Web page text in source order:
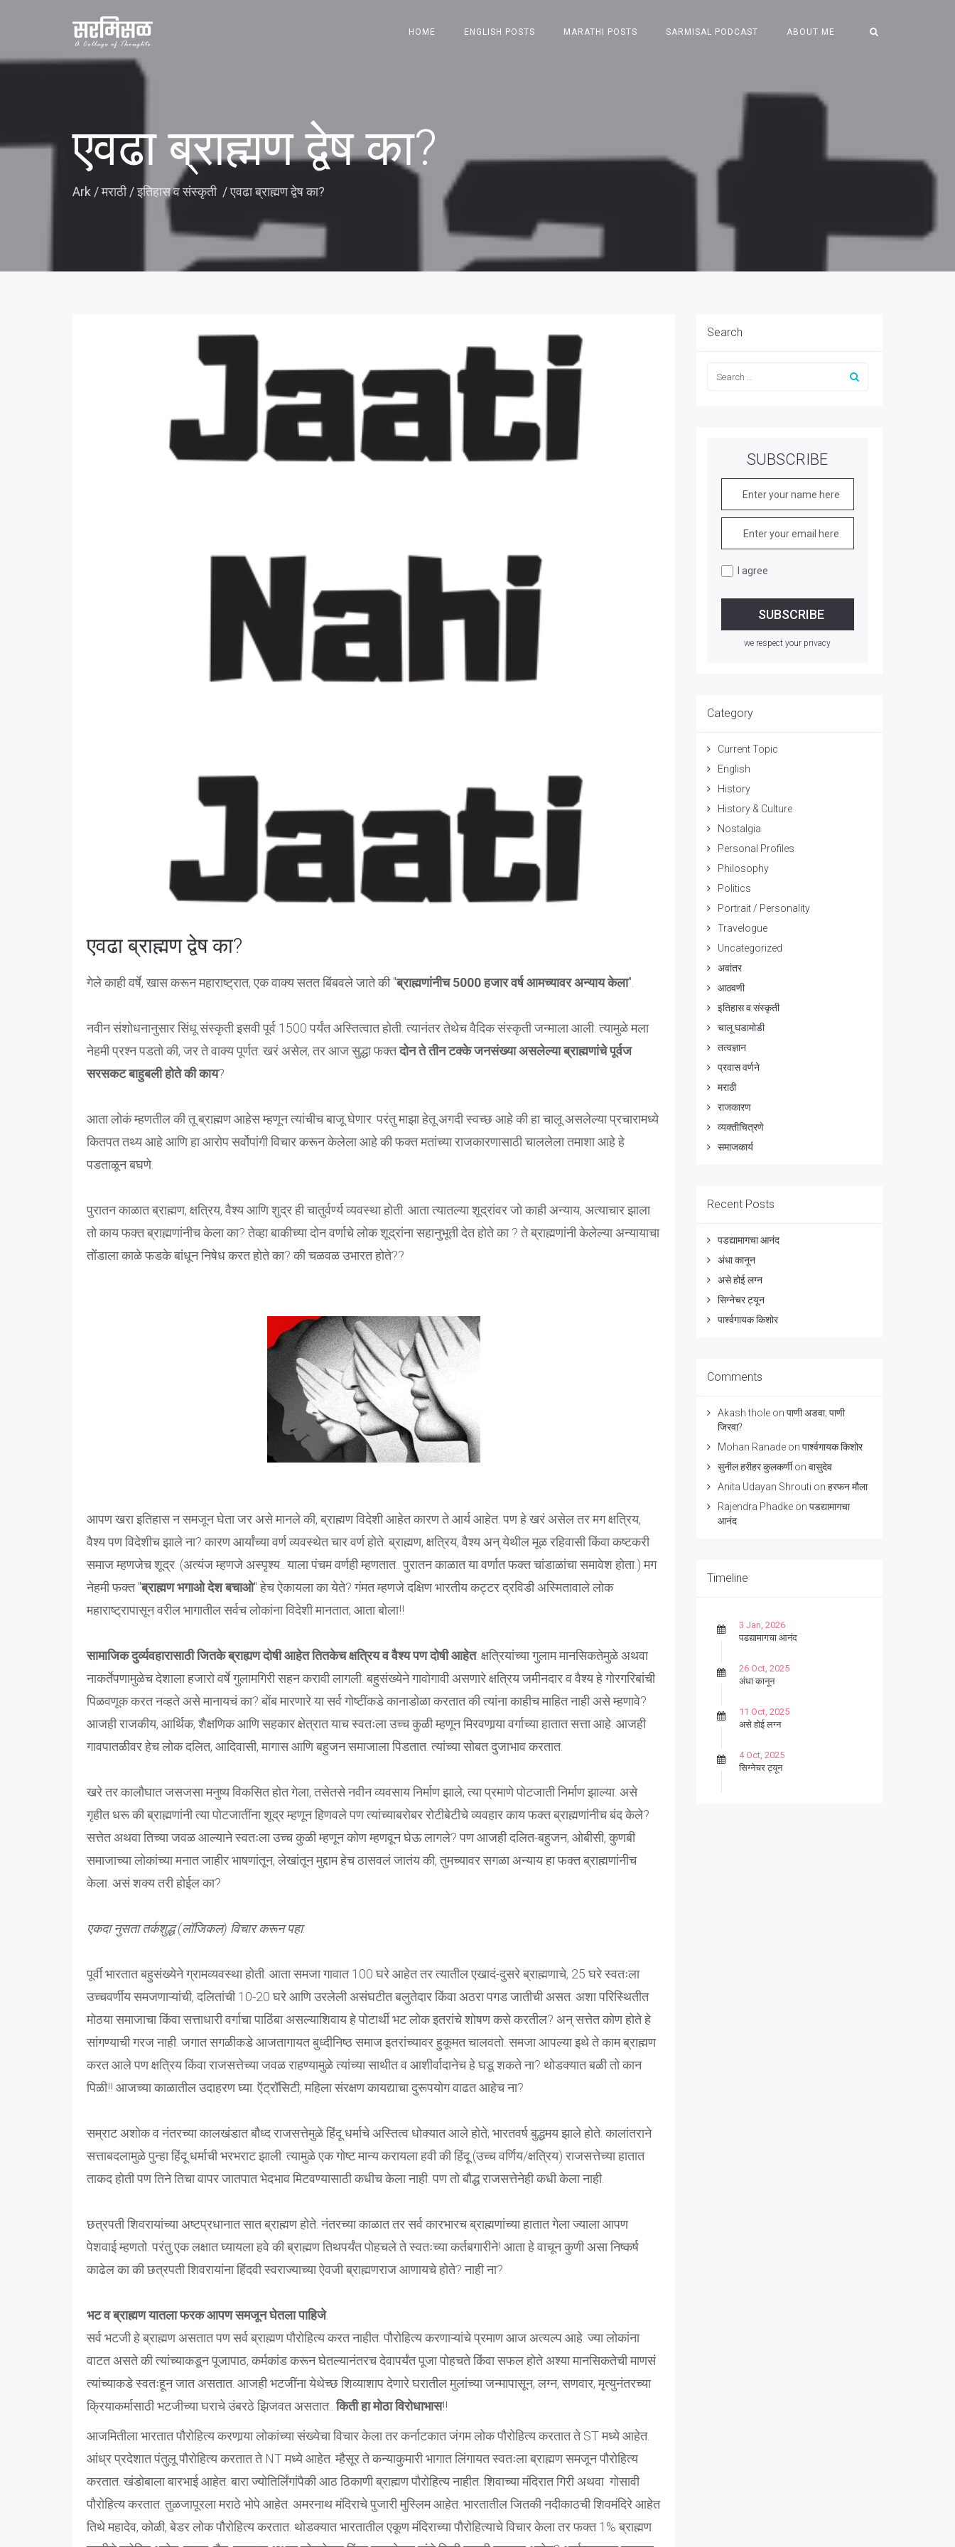
HOME ENGLISH POSTS MARATHI POSTS SARMISAL PODCAST ABOUT ME
एवढा ब्राह्मण द्वेष का?
Ark /मराठी/इतिहास व संस्कृती /एवढा ब्राह्मण द्वेष का?
एवढा ब्राह्मण द्वेष का?
गेले काही वर्षे, खास करून महाराष्ट्रात, एक वाक्य सतत बिंबवले जाते की "ब्राह्मणांनीच 5000 हजार वर्ष आमच्यावर अन्याय केला".
नवीन संशोधनानुसार सिंधू संस्कृती इसवी पूर्व 1500 पर्यंत अस्तित्वात होती. त्यानंतर तेथेच वैदिक संस्कृती जन्माला आली. त्यामुळे मला
नेहमी प्रश्न पडतो की, जर ते वाक्य पूर्णत: खरं असेल, तर आज सुद्धा फक्तदोन ते तीन टक्के जनसंख्या असलेल्या ब्राह्मणांचे पूर्वज
सरसकट बाहुबली होते की काय?
आता लोकं म्हणतील की तू ब्राह्मण आहेस म्हणून त्यांचीच बाजू घेणार. परंतु माझा हेतू अगदी स्वच्छ आहे की हा चालू असलेल्या प्रचारामध्ये
कितपत तथ्य आहे आणि हा आरोप सर्वोपांगी विचार करून केलेला आहे की फक्त मतांच्या राजकारणासाठी चाललेला तमाशा आहे हे
पडताळून बघणे.
पुरातन काळात ब्राह्मण, क्षत्रिय, वैश्य आणि शुद्र ही चातुर्वर्ण्य व्यवस्था होती. आता त्यातल्या शूद्रांवर जो काही अन्याय, अत्याचार झाला
तो काय फक्त ब्राह्मणांनीच केला का? तेव्हा बाकीच्या दोन वर्णाचे लोक शूद्रांना सहानुभूती देत होते का ? ते ब्राह्मणांनी केलेल्या अन्यायाचा
तोंडाला काळे फडके बांधून निषेध करत होते का? की चळवळ उभारत होते??
आपण खरा इतिहास न समजून घेता जर असे मानले की, ब्राह्मण विदेशी आहेत कारण ते आर्य आहेत. पण हे खरं असेल तर मग क्षत्रिय,
वैश्य पण विदेशीच झाले ना? कारण आर्यांच्या वर्ण व्यवस्थेत चार वर्ण होते. ब्राह्मण, क्षत्रिय, वैश्य अन् येथील मूळ रहिवासी किंवा कष्टकरी
समाज म्हणजेच शूद्र. (अत्यंज म्हणजे अस्पृश्य.. याला पंचम वर्णही म्हणतात.. पुरातन काळात या वर्णात फक्त चांडाळांचा समावेश होता.) मग
नेहमी फक्त "ब्राह्मण भगाओ देश बचाओ" हेच ऐकायला का येते? गंमत म्हणजे दक्षिण भारतीय कट्टर द्रविडी अस्मितावाले लोक
महाराष्ट्रापासून वरील भागातील सर्वच लोकांना विदेशी मानतात; आता बोला!!
सामाजिक दुर्व्यवहारासाठी जितके ब्राह्यण दोषी आहेत तितकेच क्षत्रिय व वैश्य पण दोषी आहेत. क्षत्रियांच्या गुलाम मानसिकतेमुळे अथवा
नाकर्तेपणामुळेच देशाला हजारो वर्षे गुलामगिरी सहन करावी लागली. बहुसंख्येने गावोगावी असणारे क्षत्रिय जमीनदार व वैश्य हे गोरगरिबांची
पिळवणूक करत नव्हते असे मानायचं का? बोंब मारणारे या सर्व गोष्टींकडे कानाडोळा करतात की त्यांना काहीच माहित नाही असे म्हणावे?
आजही राजकीय, आर्थिक, शैक्षणिक आणि सहकार क्षेत्रात याच स्वतःला उच्च कुळी म्हणून मिरवणार्‍या वर्गाच्या हातात सत्ता आहे. आजही
गावपातळीवर हेच लोक दलित, आदिवासी, मागास आणि बहुजन समाजाला पिडतात. त्यांच्या सोबत दुजाभाव करतात.
खरे तर कालौघात जसजसा मनुष्य विकसित होत गेला, तसेतसे नवीन व्यवसाय निर्माण झाले; त्या प्रमाणे पोटजाती निर्माण झाल्या. असे
गृहीत धरू की ब्राह्मणांनी त्या पोटजातींना शूद्र म्हणून हिणवले पण त्यांच्याबरोबर रोटीबेटीचे व्यवहार काय फक्त ब्राह्मणांनीच बंद केले?
सत्तेत अथवा तिच्या जवळ आल्याने स्वतःला उच्च कुळी म्हणून कोण म्हणवून घेऊ लागले? पण आजही दलित-बहुजन, ओबीसी, कुणबी
समाजाच्या लोकांच्या मनात जाहीर भाषणांतून, लेखांतून मुद्दाम हेच ठासवलं जातंय की, तुमच्यावर सगळा अन्याय हा फक्त ब्राह्मणांनीच
केला. असं शक्य तरी होईल का?
एकदा नुसता तर्कशुद्ध (लॉजिकल) विचार करून पहा.
पूर्वी भारतात बहुसंख्येने ग्रामव्यवस्था होती. आता समजा गावात 100 घरे आहेत तर त्यातील एखादं-दुसरे ब्राह्मणाचे, 25 घरे स्वतःला
उच्चवर्णीय समजणाऱ्यांची, दलितांची 10-20 घरे आणि उरलेली असंघटीत बलुतेदार किंवा अठरा पगड जातीची असत. अशा परिस्थितीत
मोठया समाजाचा किंवा सत्ताधारी वर्गाचा पाठिंबा असल्याशिवाय हे पोटार्थी भट लोक इतरांचे शोषण कसे करतील? अन् सत्तेत कोण होते हे
सांगण्याची गरज नाही. जगात सगळीकडे आजतागायत बुध्दीनिष्ठ समाज इतरांच्यावर हुकूमत चालवतो. समजा आपल्या इथे ते काम ब्राह्मण
करत आले पण क्षत्रिय किंवा राजसत्तेच्या जवळ राहण्यामुळे त्यांच्या साथीत व आशीर्वादानेच हे घडू शकते ना? थोडक्यात बळी तो कान
पिळी!! आजच्या काळातील उदाहरण घ्या. ऍट्रॉसिटी, महिला संरक्षण कायद्याचा दुरूपयोग वाढत आहेच ना?
सम्राट अशोक व नंतरच्या कालखंडात बौध्द राजसत्तेमुळे हिंदू धर्माचे अस्तित्व धोक्यात आले होते; भारतवर्ष बुद्धमय झाले होते. कालांतराने
सत्ताबदलामुळे पुन्हा हिंदू धर्माची भरभराट झाली. त्यामुळे एक गोष्ट मान्य करायला हवी की हिंदू (उच्च वर्णिय/क्षत्रिय) राजसत्तेच्या हातात
ताकद होती पण तिने तिचा वापर जातपात भेदभाव मिटवण्यासाठी कधीच केला नाही. पण तो बौद्ध राजसत्तेनेही कधी केला नाही.
छत्रपती शिवरायांच्या अष्टप्रधानात सात ब्राह्मण होते. नंतरच्या काळात तर सर्व कारभारच ब्राह्मणांच्या हातात गेला ज्याला आपण
पेशवाई म्हणतो. परंतु एक लक्षात घ्यायला हवे की ब्राह्मण तिथपर्यंत पोहचले ते स्वतःच्या कर्तबगारीने! आता हे वाचून कुणी असा निष्कर्ष
काढेल का की छत्रपती शिवरायांना हिंदवी स्वराज्याच्या ऐवजी ब्राह्मणराज आणायचे होते? नाही ना?
भट व ब्राह्मण यातला फरक आपण समजून घेतला पाहिजे.
सर्व भटजी हे ब्राह्मण असतात पण सर्व ब्राह्मण पौरोहित्य करत नाहीत. पौरोहित्य करणाऱ्यांचे प्रमाण आज अत्यल्प आहे. ज्या लोकांना
वाटत असते की त्यांच्याकडून पूजापाठ, कर्मकांड करून घेतल्यानंतरच देवापर्यंत पूजा पोहचते किंवा सफल होते अश्या मानसिकतेची माणसं
त्यांच्याकडे स्वतःहून जात असतात. आजही भटजींना येथेच्छ शिव्याशाप देणारे घरातील मुलांच्या जन्मापासून, लग्न, सणवार, मृत्युनंतरच्या
क्रियाकर्मासाठी भटजीच्या घराचे उंबरठे झिजवत असतात..किती हा मोठा विरोधाभास!!
आजमितीला भारतात पौरोहित्य करणार्‍या लोकांच्या संख्येचा विचार केला तर कर्नाटकात जंगम लोक पौरोहित्य करतात ते ST मध्ये आहेत.
आंध्र प्रदेशात पंतुलू पौरोहित्य करतात ते NT मध्ये आहेत. म्हैसूर ते कन्याकुमारी भागात लिंगायत स्वतःला ब्राह्मण समजून पौरोहित्य
करतात. खंडोबाला बारभाई आहेत. बारा ज्योतिर्लिंगांपैकी आठ ठिकाणी ब्राह्मण पौरोहित्य नाहीत. शिवाच्या मंदिरात गिरी अथवा गोसावी
पौरोहित्य करतात. तुळजापूरला मराठे भोपे आहेत. अमरनाथ मंदिराचे पुजारी मुस्लिम आहेत. भारतातील जितकी नदीकाठची शिवमंदिरे आहेत
तिथे महादेव, कोळी, बेडर लोक पौरोहित्य करतात. थोडक्यात भारतातील एकूण मंदिराच्या पौरोहित्याचे विचार केला तर फक्त 1% ब्राह्मण
Search
SUBSCRIBE
I agree
we respect your privacy
Category
Current Topic
English
History
History & Culture
Nostalgia
Personal Profiles
Philosophy
Politics
Portrait / Personality
Travelogue
Uncategorized
अवांतर
आठवणी
इतिहास व संस्कृती
चालू घडामोडी
तत्वज्ञान
प्रवास वर्णने
मराठी
राजकारण
व्यक्तीचित्रणे
समाजकार्य
Recent Posts
पडद्यामागचा आनंद
अंधा कानून
असे होई लग्न
सिग्नेचर ट्यून
पार्श्वगायक किशोर
Comments
Akash tholeon पाणी अडवा; पाणी
जिरवा?
Mohan Ranadeon पार्श्वगायक किशोर
सुनील हरीहर कुलकर्णीon वासुदेव
Anita Udayan Shrouti on हरफन मौला
Rajendra Phadkeon पडद्यामागचा
आनंद
Timeline
3 Jan, 2026
पडद्यामागचा आनंद
26 Oct, 2025
अंधा कानून
11 Oct, 2025
असे होई लग्न
4 Oct, 2025
सिग्नेचर ट्यून